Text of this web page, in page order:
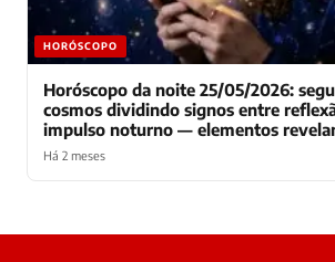
HORÓSCOPO
Horóscopo da noite 25/05/2026:
cosmos dividindo signos entre
impulso noturno — elementos
decisivas
Há 2 meses